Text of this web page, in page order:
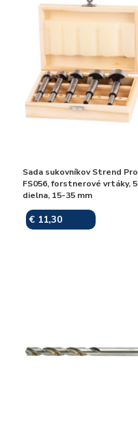
Sada sukovníkov Strend Pro
FS056, forstnerové vrtáky, 5
dielna, 15-35 mm
€ 11,30